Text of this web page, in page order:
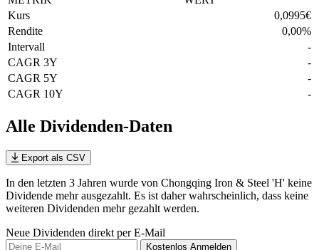
Kurs
0,0995€
Rendite
0,00%
Intervall
-
CAGR 3Y
-
CAGR 5Y
-
CAGR 10Y
-
Alle Dividenden-Daten
Export als CSV
In den letzten 3 Jahren wurde von Chongqing Iron & Steel 'H' keine
Dividende mehr ausgezahlt. Es ist daher wahrscheinlich, dass keine
weiteren Dividenden mehr gezahlt werden.
Neue Dividenden direkt per E-Mail
Kostenlos Anmelden